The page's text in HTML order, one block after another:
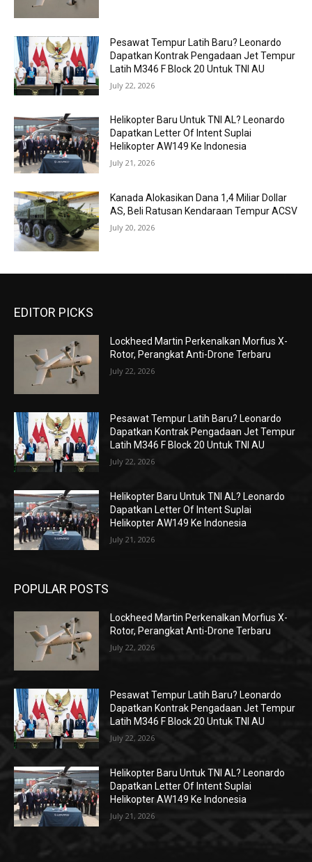
Pesawat Tempur Latih Baru? Leonardo
Dapatkan Kontrak Pengadaan Jet Tempur
Latih M346 F Block 20 Untuk TNI AU
July 22, 2026
Helikopter Baru Untuk TNI AL? Leonardo
Dapatkan Letter Of Intent Suplai
Helikopter AW149 Ke Indonesia
July 21, 2026
Kanada Alokasikan Dana 1,4 Miliar Dollar
AS, Beli Ratusan Kendaraan Tempur ACSV
July 20, 2026
EDITOR PICKS
Lockheed Martin Perkenalkan Morfius X-
Rotor, Perangkat Anti-Drone Terbaru
July 22, 2026
Pesawat Tempur Latih Baru? Leonardo
Dapatkan Kontrak Pengadaan Jet Tempur
Latih M346 F Block 20 Untuk TNI AU
July 22, 2026
Helikopter Baru Untuk TNI AL? Leonardo
Dapatkan Letter Of Intent Suplai
Helikopter AW149 Ke Indonesia
July 21, 2026
POPULAR POSTS
Lockheed Martin Perkenalkan Morfius X-
Rotor, Perangkat Anti-Drone Terbaru
July 22, 2026
Pesawat Tempur Latih Baru? Leonardo
Dapatkan Kontrak Pengadaan Jet Tempur
Latih M346 F Block 20 Untuk TNI AU
July 22, 2026
Helikopter Baru Untuk TNI AL? Leonardo
Dapatkan Letter Of Intent Suplai
Helikopter AW149 Ke Indonesia
July 21, 2026